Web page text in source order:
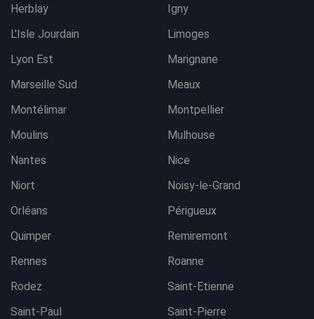
Herblay
Igny
L'Isle Jourdain
Limoges
Lyon Est
Marignane
Marseille Sud
Meaux
Montélimar
Montpellier
Moulins
Mulhouse
Nantes
Nice
Niort
Noisy-le-Grand
Orléans
Périgueux
Quimper
Remiremont
Rennes
Roanne
Rodez
Saint-Etienne
Saint-Paul
Saint-Pierre